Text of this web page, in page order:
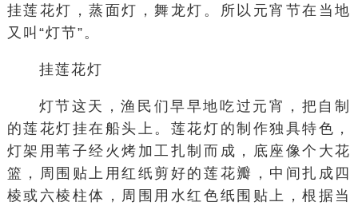
挂莲花灯，蒸面灯，舞龙灯。所以元宵节在当地
又叫“灯节”。
挂莲花灯
灯节这天，渔民们早早地吃过元宵，把自制
的莲花灯挂在船头上。莲花灯的制作独具特色，
灯架用苇子经火烤加工扎制而成，底座像个大花
篮，周围贴上用红纸剪好的莲花瓣，中间扎成四
棱或六棱柱体，周围用水红色纸围贴上，根据当